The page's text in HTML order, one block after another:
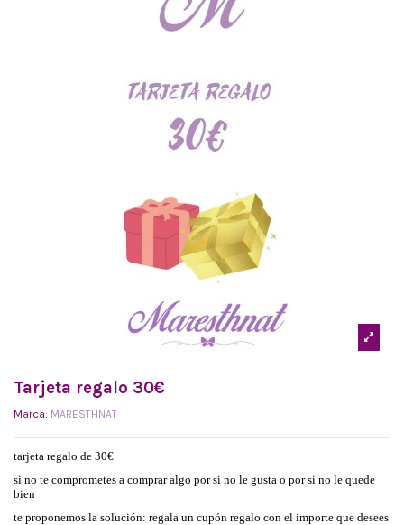
Tarjeta regalo 30€
Marca: MARESTHNAT
tarjeta regalo de 30€
si no te comprometes a comprar algo por si no le gusta o por si no le quede
bien
te proponemos la solución: regala un cupón regalo con el importe que desees